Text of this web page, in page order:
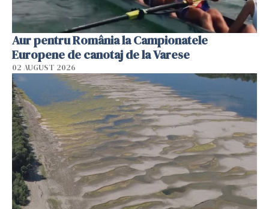
Aur pentru România la Campionatele
Europene de canotaj de la Varese
02 AUGUST 2026